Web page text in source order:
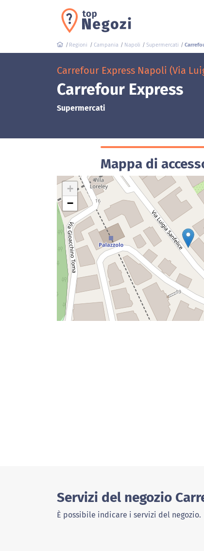
Regioni Campania Napoli Supermercati
Carrefour Express Napoli (Via
Carrefour Express
Supermercati
Mappa di
+
−
Servizi del negozio
È possibile indicare i servizi del negozio.